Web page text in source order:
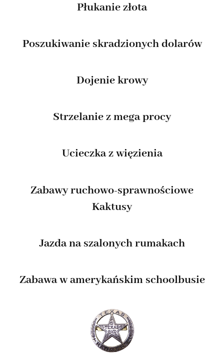
Płukanie złota
Poszukiwanie skradzionych dolarów
Dojenie krowy
Strzelanie z mega procy
Ucieczka z więzienia
Zabawy ruchowo-sprawnościowe
Kaktusy
Jazda na szalonych rumakach
Zabawa w amerykańskim schoolbusie